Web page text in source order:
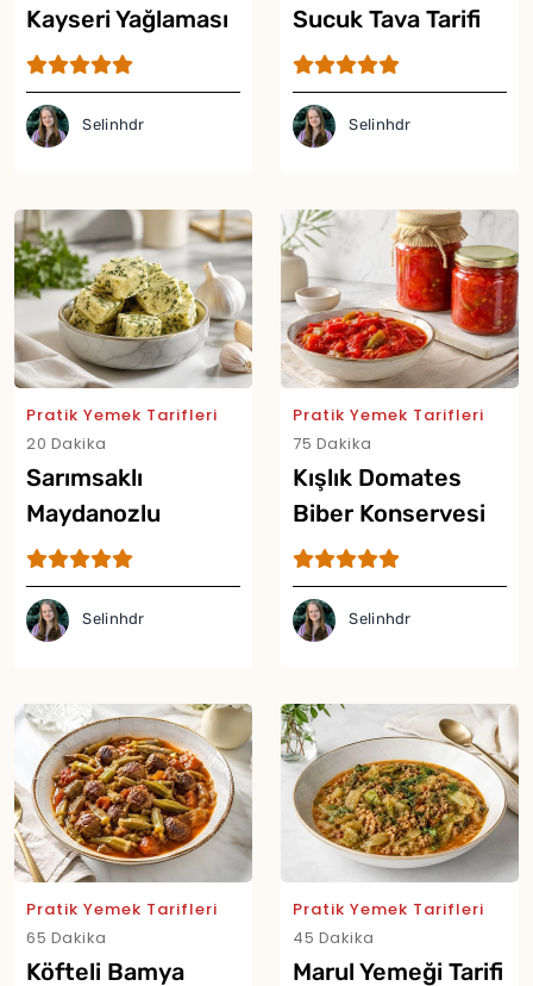
Kayseri Yağlaması
Tarifi
Selinhdr
Sucuk Tava Tarifi
Selinhdr
Pratik Yemek Tarifleri
20 Dakika
Sarımsaklı
Maydanozlu
Tereyağı Küpleri
Tarifi
Selinhdr
Pratik Yemek Tarifleri
75 Dakika
Kışlık Domates
Biber Konservesi
Tarifi
Selinhdr
Pratik Yemek Tarifleri
65 Dakika
Köfteli Bamya
Pratik Yemek Tarifleri
45 Dakika
Marul Yemeği Tarifi